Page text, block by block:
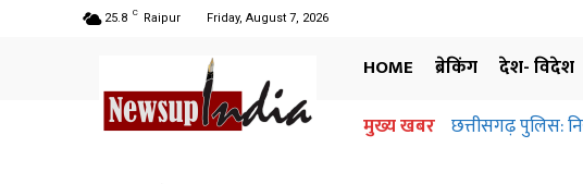
25.8 C Raipur Friday, August 7, 2026
HOME ब्रेकिंग देश- विदेश
मुख्य खबरछत्तीसगढ़ पुलिस:
अधिग्रहण और